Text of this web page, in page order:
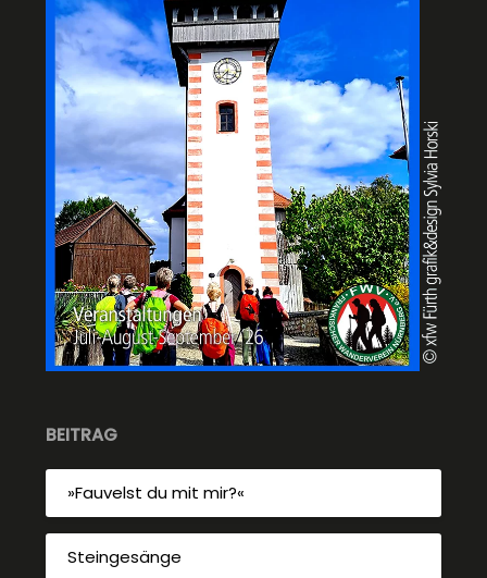
BEITRAG
»Fauvelst du mit mir?«
Steingesänge